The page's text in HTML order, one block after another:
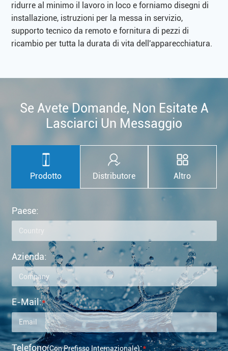
ridurre al minimo il lavoro in loco e forniamo disegni di
installazione, istruzioni per la messa in servizio,
supporto tecnico da remoto e fornitura di pezzi di
ricambio per tutta la durata di vita dell'apparecchiatura.
Se Avete Domande, Non Esitate A
Lasciarci Un Messaggio
Prodotto Distributore Altro
Paese:
Azienda:
E-Mail:*
Telefono(con Prefisso Internazionale):*